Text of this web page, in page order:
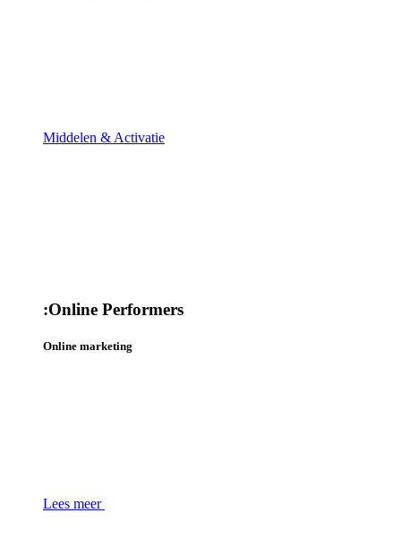
Middelen & Activatie
:Online Performers
Online marketing
Lees meer